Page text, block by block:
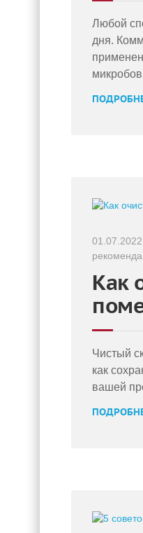
Любой
дня.
01.07.2022
Как
Чистый
как
вашей